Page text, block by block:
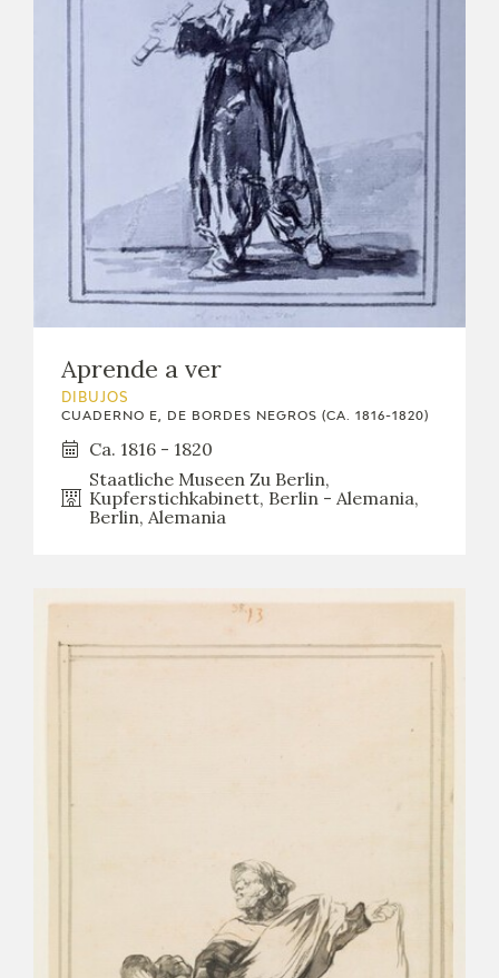
Aprende a ver
DIBUJOS
CUADERNO E, DE BORDES NEGROS (CA. 1816-1820)
Ca. 1816 - 1820
Staatliche Museen Zu Berlin,
Kupferstichkabinett, Berlin - Alemania,
Berlin, Alemania